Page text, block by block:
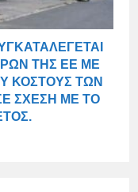
ΤΗΣ ΕΕ ΜΕ
ΚΌΣΤΟΥΣ ΤΩΝ
ΣΧΈΣΗ ΜΕ ΤΟ